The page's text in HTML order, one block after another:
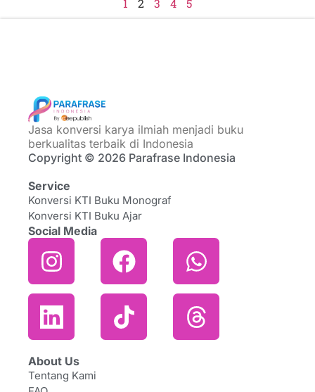
1 2 3 4 5
Jasa konversi karya ilmiah menjadi buku
berkualitas terbaik di Indonesia
Copyright © 2026 Parafrase Indonesia
Service
Konversi KTI Buku Monograf
Konversi KTI Buku Ajar
Social Media
About Us
Tentang Kami